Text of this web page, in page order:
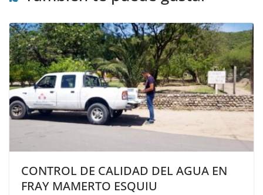
CONTROL DE CALIDAD DEL AGUA EN
FRAY MAMERTO ESQUIU